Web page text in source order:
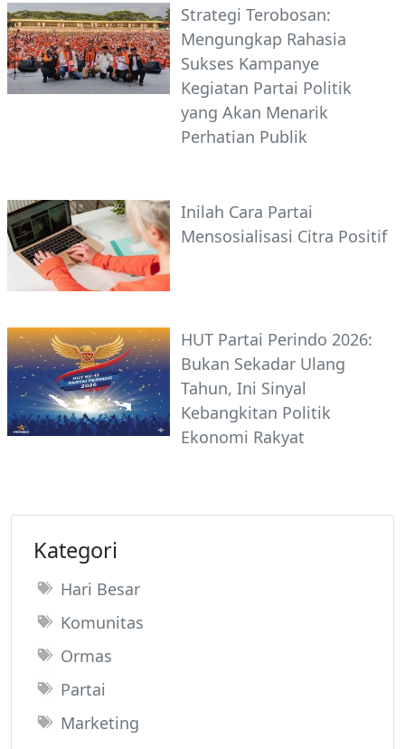
Strategi Terobosan:
Mengungkap Rahasia
Sukses Kampanye
Kegiatan Partai Politik
yang Akan Menarik
Perhatian Publik
Inilah Cara Partai
Mensosialisasi Citra Positif
HUT Partai Perindo 2026:
Bukan Sekadar Ulang
Tahun, Ini Sinyal
Kebangkitan Politik
Ekonomi Rakyat
Kategori
Hari Besar
Komunitas
Ormas
Partai
Marketing